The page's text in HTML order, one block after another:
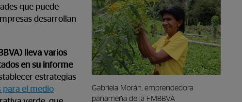
Gabriela Morán, emprendedora
panameña de la FMBBVA
que puede
desarrollan
lleva varios
en su informe
estrategias
el medio